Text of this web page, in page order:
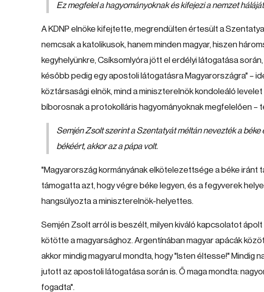
Ez megfelel a hagyományoknak és kifejezi a nemzet
A KDNP elnöke kifejtette, megrendülten értesült a
nemcsak a katolikusok, hanem minden magyar, hiszen
kegyhelyünkre, Csíksomlyóra jött el erdélyi látogatása
később pedig egy apostoli látogatásra Magyarországra" –
köztársasági elnök, mind a miniszterelnök kondoleáló
bíborosnak a protokolláris hagyományoknak megfelelően –
Semjén Zsolt szerint a Szentatyát méltán nevezték a
békéért, akkor az a pápa volt.
"Magyarország kormányának elkötelezettsége a béke
támogatta azt, hogy végre béke legyen, és a fegyverek
hangsúlyozta a miniszterelnök-helyettes.
Semjén Zsolt arról is beszélt, milyen kiváló kapcsolatot
kötötte a magyarsághoz. Argentínában magyar apácák
akkor mindig magyarul mondta, hogy "Isten éltesse!" Mindig
jutott az apostoli látogatása során is. Ő maga mondta:
fogadta".